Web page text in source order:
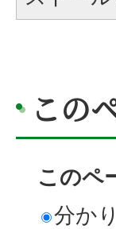
この
このペ
分か